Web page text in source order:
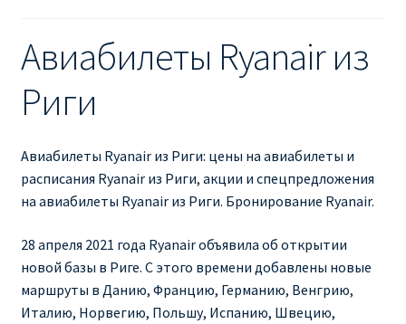
БРНО
Ryanair изменение имени
Ryanair изменения
Ryanair изменить дату
Ryanair изменить фамилию
Ryanair Испания
Авиабилеты Ryanair из
Риги
Авиабилеты Ryanair из Риги: цены на авиабилеты и
расписания Ryanair из Риги, акции и спецпредложения
на авиабилеты Ryanair из Риги. Бронирование Ryanair.
28 апреля 2021 года Ryanair объявила об открытии
новой базы в Риге. С этого времени добавлены новые
маршруты в Данию, Францию, Германию, Венгрию,
Италию, Норвегию, Польшу, Испанию, Швецию,